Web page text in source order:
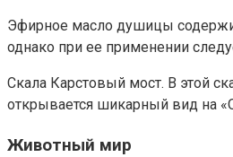
Эфирное масло душицы
однако при ее применении
Скала Карстовый мост. В этой
открывается шикарный вид на
Животный мир